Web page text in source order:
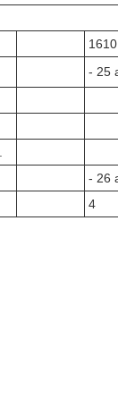
1610
- 25
- 26
4